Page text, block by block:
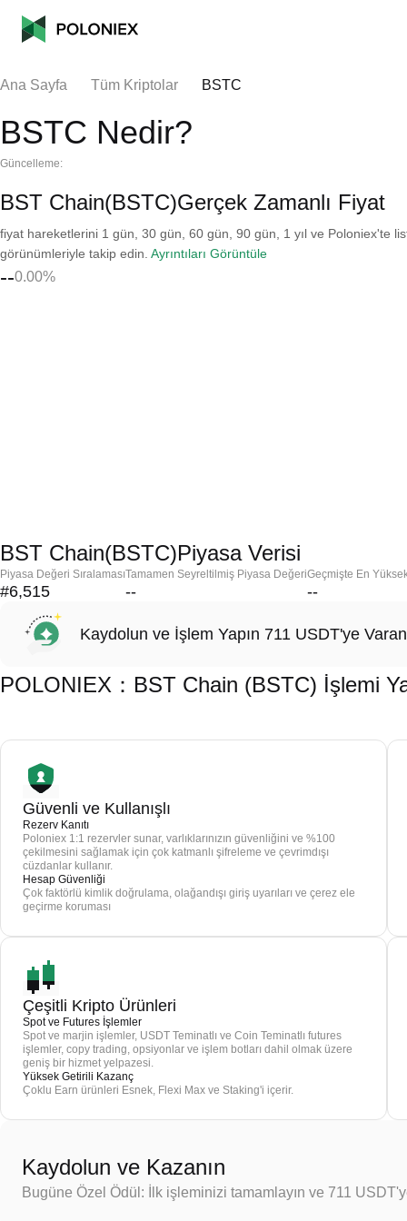
Ana Sayfa Tüm Kriptolar BSTC
BSTC Nedir?
Güncelleme:
BST Chain(BSTC)Gerçek Zamanlı Fiyat
fiyat hareketlerini 1 gün, 30 gün, 60 gün, 90 gün, 1 yıl ve Poloniex'te
görünümleriyle takip edin. Ayrıntıları Görüntüle
--0.00%
BST Chain(BSTC)Piyasa Verisi
Piyasa Değeri Sıralaması
#6,515
Tamamen Seyreltilmiş Piyasa Değeri
--
Geçmişte En
--
Kaydolun ve İşlem Yapın 711 USDT'ye
POLONIEX：BST Chain (BSTC) İşlemi
Güvenli ve Kullanışlı
Rezerv Kanıtı
Poloniex 1:1 rezervler sunar, varlıklarınızın güvenliğini ve %100
çekilmesini sağlamak için çok katmanlı şifreleme ve çevrimdışı
cüzdanlar kullanır.
Hesap Güvenliği
Çok faktörlü kimlik doğrulama, olağandışı giriş uyarıları ve çerez ele
geçirme koruması
Çeşitli Kripto Ürünleri
Spot ve Futures İşlemler
Spot ve marjin işlemler, USDT Teminatlı ve Coin Teminatlı futures
işlemler, copy trading, opsiyonlar ve işlem botları dahil olmak üzere
geniş bir hizmet yelpazesi.
Yüksek Getirili Kazanç
Çoklu Earn ürünleri Esnek, Flexi Max ve Staking'i içerir.
Kaydolun ve Kazanın
Bugüne Özel Ödül: İlk işleminizi tamamlayın ve 711